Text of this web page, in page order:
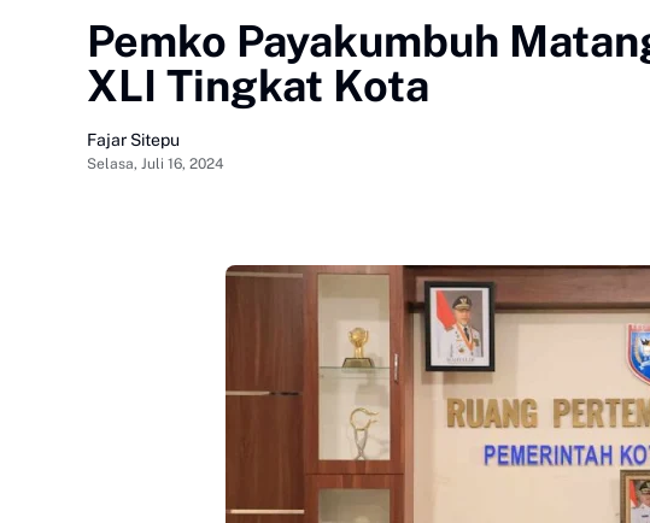
Pemko Payakumbuh
XLI Tingkat Kota
Fajar Sitepu
Selasa, Juli 16, 2024